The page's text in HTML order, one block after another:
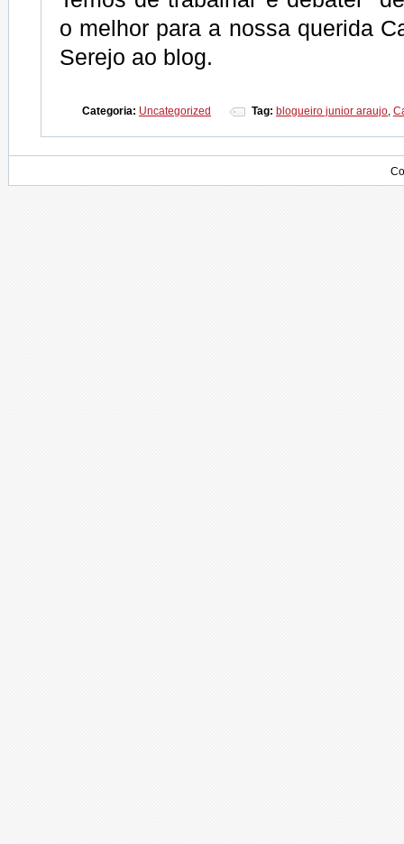
o melhor para a nossa querida
Serejo ao blog.
Categoria: Uncategorized Tag: blogueiro junior araujo